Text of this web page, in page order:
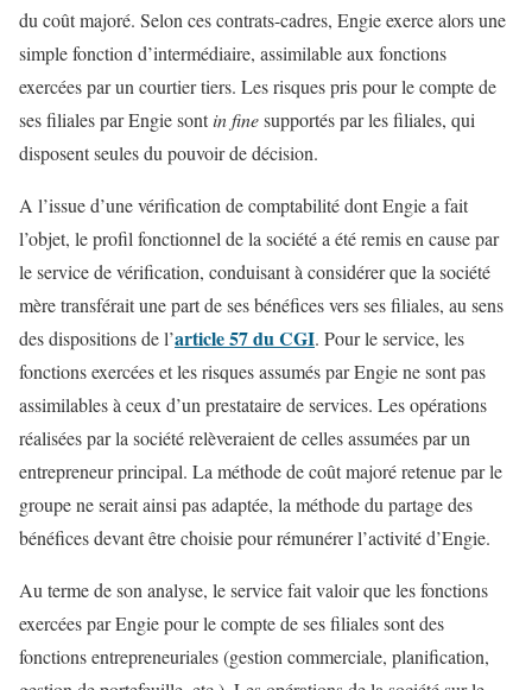
du coût majoré. Selon ces contrats-cadres, Engie exerce alors une
simple fonction d’intermédiaire, assimilable aux fonctions
exercées par un courtier tiers. Les risques pris pour le compte de
ses filiales par Engie sontin finesupportés par les filiales, qui
disposent seules du pouvoir de décision.
A l’issue d’une vérification de comptabilité dont Engie a fait
l’objet, le profil fonctionnel de la société a été remis en cause par
le service de vérification, conduisant à considérer que la société
mère transférait une part de ses bénéfices vers ses filiales, au sens
des dispositions de l’article 57 du CGI. Pour le service, les
fonctions exercées et les risques assumés par Engie ne sont pas
assimilables à ceux d’un prestataire de services. Les opérations
réalisées par la société relèveraient de celles assumées par un
entrepreneur principal. La méthode de coût majoré retenue par le
groupe ne serait ainsi pas adaptée, la méthode du partage des
bénéfices devant être choisie pour rémunérer l’activité d’Engie.
Au terme de son analyse, le service fait valoir que les fonctions
exercées par Engie pour le compte de ses filiales sont des
fonctions entrepreneuriales (gestion commerciale, planification,